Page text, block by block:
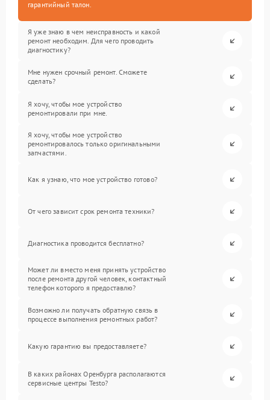
гарантийный талон.
Я уже знаю в чем неисправность и какой
ремонт необходим. Для чего проводить
диагностику?
Мне нужен срочный ремонт. Сможете
сделать?
Я хочу, чтобы мое устройство
ремонтировали при мне.
Я хочу, чтобы мое устройство
ремонтировалось только оригинальными
запчастями.
Как я узнаю, что мое устройство готово?
От чего зависит срок ремонта техники?
Диагностика проводится бесплатно?
Может ли вместо меня принять устройство
после ремонта другой человек, контактный
телефон которого я предоставлю?
Возможно ли получать обратную связь в
процессе выполнения ремонтных работ?
Какую гарантию вы предоставляете?
В каких районах Оренбурга располагаются
сервисные центры Testo?